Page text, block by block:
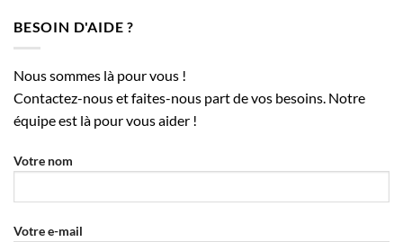
BESOIN D'AIDE ?
Nous sommes là pour vous !
Contactez-nous et faites-nous part de vos besoins. Notre
équipe est là pour vous aider !
Votre nom
Votre e-mail